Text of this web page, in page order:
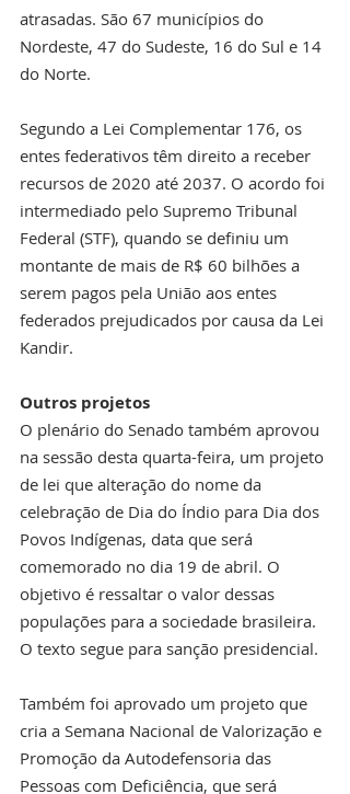
atrasadas. São 67 municípios do
Nordeste, 47 do Sudeste, 16 do Sul e 14
do Norte.
Segundo a Lei Complementar 176, os
entes federativos têm direito a receber
recursos de 2020 até 2037. O acordo foi
intermediado pelo Supremo Tribunal
Federal (STF), quando se definiu um
montante de mais de R$ 60 bilhões a
serem pagos pela União aos entes
federados prejudicados por causa da Lei
Kandir.
Outros projetos
O plenário do Senado também aprovou
na sessão desta quarta-feira, um projeto
de lei que alteração do nome da
celebração de Dia do Índio para Dia dos
Povos Indígenas, data que será
comemorado no dia 19 de abril. O
objetivo é ressaltar o valor dessas
populações para a sociedade brasileira.
O texto segue para sanção presidencial.
Também foi aprovado um projeto que
cria a Semana Nacional de Valorização e
Promoção da Autodefensoria das
Pessoas com Deficiência, que será